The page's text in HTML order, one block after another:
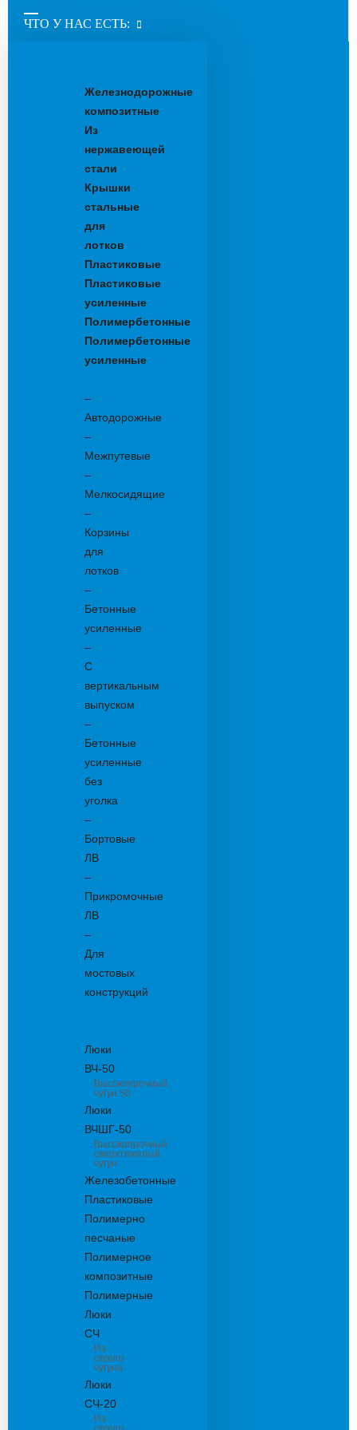
ЧТО У НАС ЕСТЬ:
Железнодорожные
композитные
Из
нержавеющей
стали
Крышки
стальные
для
лотков
Пластиковые
Пластиковые
усиленные
Полимербетонные
Полимербетонные
усиленные
–
Автодорожные
–
Межпутевые
–
Мелкосидящие
–
Корзины
для
лотков
–
Бетонные
усиленные
–
С
вертикальным
выпуском
–
Бетонные
усиленные
без
уголка
–
Бортовые
ЛВ
–
Прикромочные
ЛВ
–
Для
мостовых
конструкций
Люки
ВЧ-50
Высокопрочный
чугун 50
Люки
ВЧШГ-50
Высокопрочный
сверхтяжелый
чугун
Железобетонные
Пластиковые
Полимерно
песчаные
Полимерное
композитные
Полимерные
Люки
СЧ
Из
серого
чугуна
Люки
СЧ-20
Из